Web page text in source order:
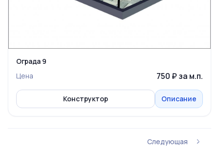
Ограда 9
Цена
750 ₽ за м.п.
Конструктор Описание
Следующая